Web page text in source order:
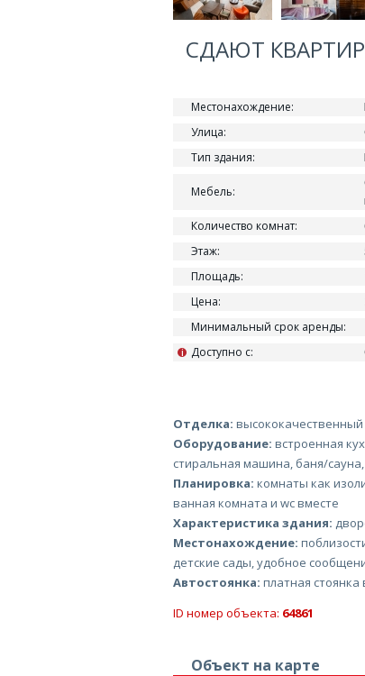
СДАЮТ
Местонахождение:
Улица:
Тип здания:
Мебель:
Количество комнат:
Этаж:
Площадь:
Цена:
Минимальный срок аренды:
Доступно с:
i
Отделка:
Оборудование: встроенная
стиральная машина, баня/
Планировка: комнаты как
ванная комната и wc вместе
Характеристика здания:
Местонахождение:
детские сады, удобное
Автостоянка: платная
ID номер объекта: 64861
Объект на карте